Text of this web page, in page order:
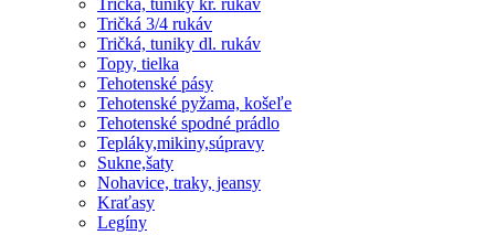
Tričká 3/4 rukáv
Tričká, tuniky dl. rukáv
Topy, tielka
Tehotenské pásy
Tehotenské pyžama, košeľe
Tehotenské spodné prádlo
Tepláky,mikiny,súpravy
Sukne,šaty
Nohavice, traky, jeansy
Kraťasy
Legíny